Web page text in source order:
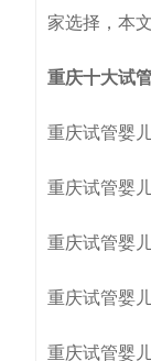
家选择，本
重庆十大试
重庆试管婴
重庆试管婴
重庆试管婴
重庆试管婴
重庆试管婴